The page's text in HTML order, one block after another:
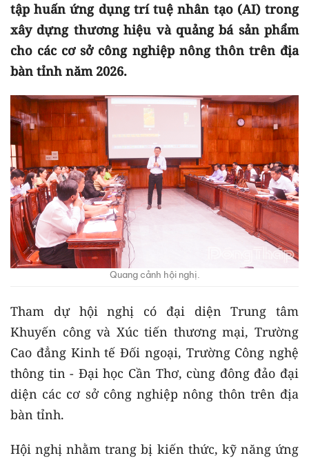
tập huấn ứng dụng trí tuệ nhân tạo (AI) trong
xây dựng thương hiệu và quảng bá sản phẩm
cho các cơ sở công nghiệp nông thôn trên địa
bàn tỉnh năm 2026.
Quang cảnh hội nghị.
Tham dự hội nghị có đại diện Trung tâm
Khuyến công và Xúc tiến thương mại, Trường
Cao đẳng Kinh tế Đối ngoại, Trường Công nghệ
thông tin - Đại học Cần Thơ, cùng đông đảo đại
diện các cơ sở công nghiệp nông thôn trên địa
bàn tỉnh.
Hội nghị nhằm trang bị kiến thức, kỹ năng ứng